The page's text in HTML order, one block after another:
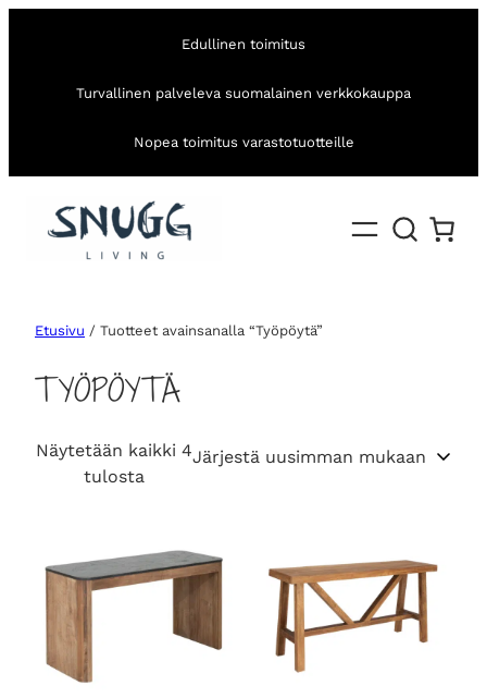
Edullinen toimitus
Turvallinen palveleva suomalainen verkkokauppa
Nopea toimitus varastotuotteille
Etusivu / Tuotteet avainsanalla “Työpöytä”
TYÖPÖYTÄ
Näytetään kaikki 4
tulostaS
t
e